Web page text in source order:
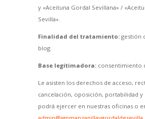
y «Aceituna Gordal Sevillana» /
Sevilla».
Finalidad del tratamiento:gestión
blog.
Base legitimadora:consentimiento
Le asisten los derechos de acceso,
cancelación, oposición, portabilidad
podrá ejercer en nuestras oficinas o